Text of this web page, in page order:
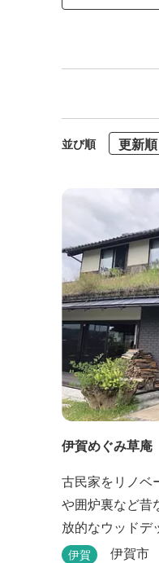
並び順 更新順
伊賀めぐみ草庵
古民家をリノベ
や囲炉裏など昔
放的なウッドデ
ます。
伊賀 伊賀市